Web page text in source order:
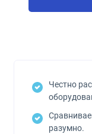
Честно
разумно.